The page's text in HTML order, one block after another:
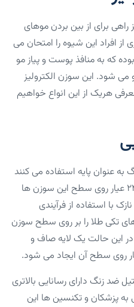
راهی برای از بین بردن موهای
افراد این شیوه را امتحان می
که به منافذ پوست و پیاز مو
شود. این سوزن الکترولیز
هریک از این انواع خواهیم
عنوان پایه استفاده می کنند
و بعد یک لایه بسیار نازک از طلای ۲۴ عیار روی سطح این سوزن ها
با استفاده از فرآیندی
تکی طلا را بر روی سطح سوزن
این حالت یک لایه صاف و
روی سطح آن ایجاد می شود.
ضد زنگ دارای رسانایی بالاتری
پزشکان و تکنسین ها این